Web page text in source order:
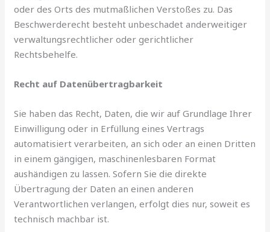
oder des Orts des mutmaßlichen Verstoßes zu. Das
Beschwerderecht besteht unbeschadet anderweitiger
verwaltungsrechtlicher oder gerichtlicher
Rechtsbehelfe.
Recht auf Datenübertragbarkeit
Sie haben das Recht, Daten, die wir auf Grundlage Ihrer
Einwilligung oder in Erfüllung eines Vertrags
automatisiert verarbeiten, an sich oder an einen Dritten
in einem gängigen, maschinenlesbaren Format
aushändigen zu lassen. Sofern Sie die direkte
Übertragung der Daten an einen anderen
Verantwortlichen verlangen, erfolgt dies nur, soweit es
technisch machbar ist.